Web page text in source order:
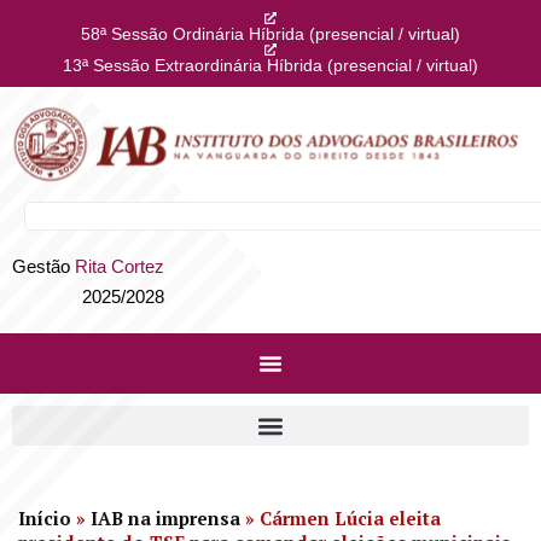
58ª Sessão Ordinária Híbrida (presencial / virtual)
13ª Sessão Extraordinária Híbrida (presencial / virtual)
Gestão Rita Cortez
2025/2028
Início » IAB na imprensa » Cármen Lúcia eleita